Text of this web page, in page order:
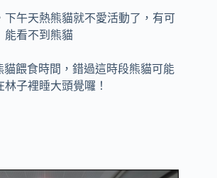
下午天熱熊貓就不愛活動了，有可
能看不到熊貓
貓餵食時間，錯過這時段熊貓可能
林子裡睡大頭覺囉！